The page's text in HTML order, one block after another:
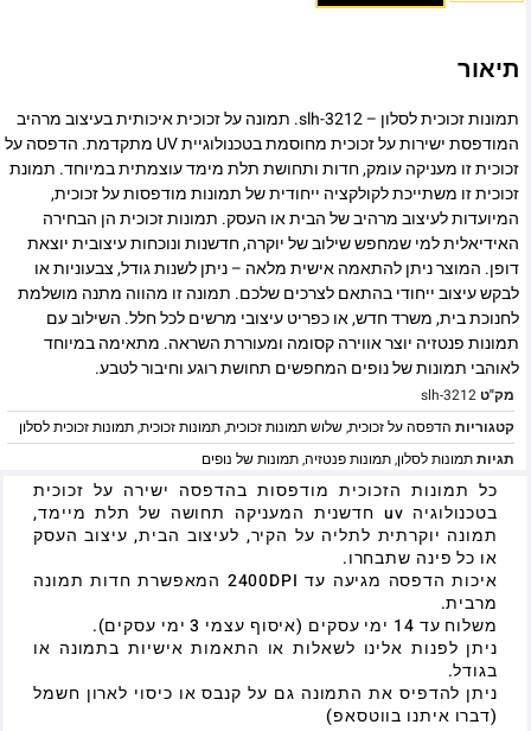
תיאור
תמונות זכוכית לסלון – slh-3212. תמונה על זכוכית איכותית בעיצוב מרהיב
המודפסת ישירות על זכוכית מחוסמת בטכנולוגיית UV מתקדמת. הדפסה על
זכוכית זו מעניקה עומק, חדות ותחושת תלת מימד עוצמתית במיוחד. תמונת
זכוכית זו משתייכת לקולקציה ייחודית של תמונות מודפסות על זכוכית,
המיועדות לעיצוב מרהיב של הבית או העסק. תמונות זכוכית הן הבחירה
האידיאלית למי שמחפש שילוב של יוקרה, חדשנות ונוכחות עיצובית יוצאת
דופן. המוצר ניתן להתאמה אישית מלאה – ניתן לשנות גודל, צבעוניות או
לבקש עיצוב ייחודי בהתאם לצרכים שלכם. תמונה זו מהווה מתנה מושלמת
לחנוכת בית, משרד חדש, או כפריט עיצובי מרשים לכל חלל. השילוב עם
תמונות פנטזיה יוצר אווירה קסומה ומעוררת השראה. מתאימה במיוחד
לאוהבי תמונות של נופים המחפשים תחושת רוגע וחיבור לטבע.
מק"טslh-3212
קטגוריות הדפסה על זכוכית,שלוש תמונות זכוכית,תמונות זכוכית,תמונות זכוכית לסלון
תגיותתמונות לסלון,תמונות פנטזיה,תמונות של נופים
כל תמונות הזכוכית מודפסות בהדפסה ישירה על זכוכית
בטכנולוגיה uv חדשנית המעניקה תחושה של תלת מיימד,
תמונה יוקרתית לתליה על הקיר, לעיצוב הבית, עיצוב העסק
או כל פינה שתבחרו.
איכות הדפסה מגיעה עד 2400DPI המאפשרת חדות תמונה
מרבית.
משלוח עד 14 ימי עסקים (איסוף עצמי 3 ימי עסקים).
ניתן לפנות אלינו לשאלות או התאמות אישיות בתמונה או
בגודל.
ניתן להדפיס את התמונה גם על קנבס או כיסוי לארון חשמל
(דברו איתנו בווטסאפ)